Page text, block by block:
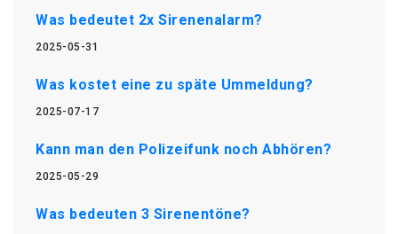
Was bedeutet 2x Sirenenalarm?
2025-05-31
Was kostet eine zu späte Ummeldung?
2025-07-17
Kann man den Polizeifunk noch Abhören?
2025-05-29
Was bedeuten 3 Sirenentöne?